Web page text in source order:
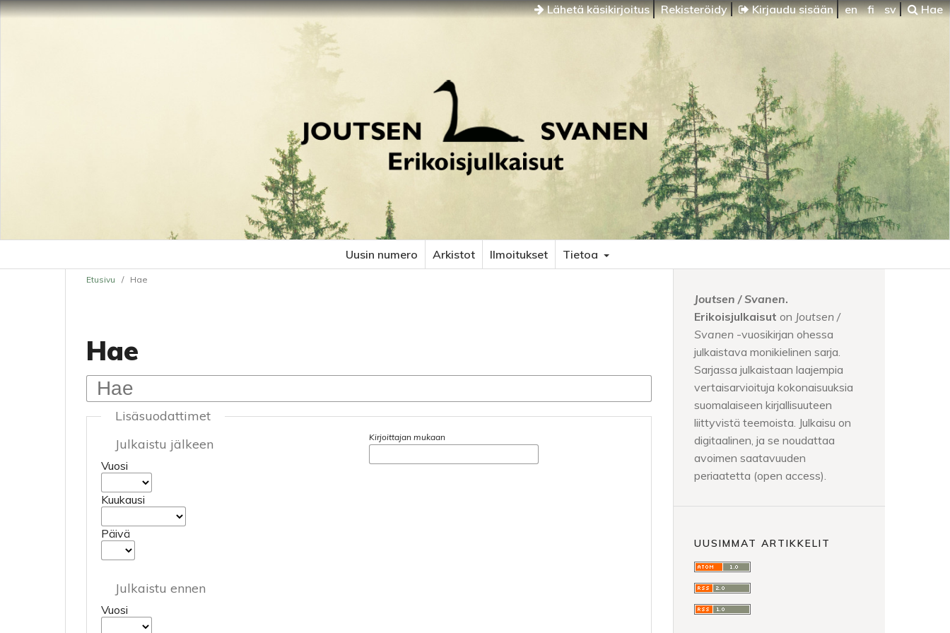
Lähetä käsikirjoitus Rekisteröidy Kirjaudu sisään en fi sv Hae
Uusin numero Arkistot Ilmoitukset Tietoa
Etusivu / Hae
Hae
Lisäsuodattimet
Julkaistu jälkeen
Vuosi
Kuukausi
Päivä
Julkaistu ennen
Vuosi
Kirjoittajan mukaan
Joutsen / Svanen.
Erikoisjulkaisut on Joutsen /
Svanen -vuosikirjan ohessa
julkaistava monikielinen sarja.
Sarjassa julkaistaan laajempia
vertaisarvioituja kokonaisuuksia
suomalaiseen kirjallisuuteen
liittyvistä teemoista. Julkaisu on
digitaalinen, ja se noudattaa
avoimen saatavuuden
periaatetta (open access).
UUSIMMAT ARTIKKELIT